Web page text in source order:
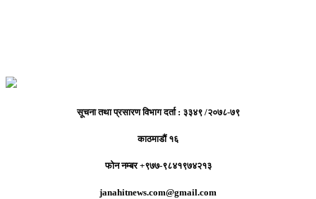
सूचना तथा प्रसारण विभाग दर्ता : ३३४९ /२०७८-७९
काठमाडौं १६
फोन नम्बर +९७७-९८४१९७४२१३
janahitnews.com@gmail.com